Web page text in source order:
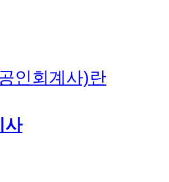
인회계사)란
사